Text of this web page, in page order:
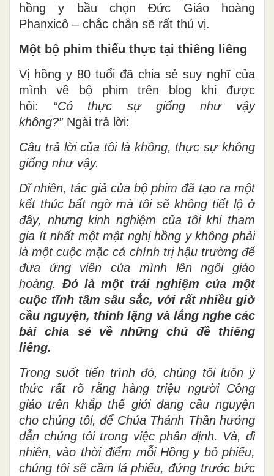
hồng y bầu chọn Đức Giáo hoàng
Phanxicô – chắc chắn sẽ rất thú vị.
Một bộ phim thiếu thực tại thiêng liêng
Vị hồng y 80 tuổi đã chia sẻ suy nghĩ của
mình về bộ phim trên blog khi được
hỏi: “Có thực sự giống như vậy
không?”Ngài trả lời:
Câu trả lời của tôi là không, thực sự không
giống như vậy.
Dĩ nhiên, tác giả của bộ phim đã tạo ra một
kết thúc bất ngờ mà tôi sẽ không tiết lộ ở
đây, nhưng kinh nghiệm của tôi khi tham
gia ít nhất một mật nghị hồng y không phải
là một cuộc mặc cả chính trị hậu trường để
đưa ứng viên của mình lên ngôi giáo
hoàng.Đó là một trải nghiệm của một
cuộc tĩnh tâm sâu sắc, với rất nhiều giờ
cầu nguyện, thinh lặng và lắng nghe các
bài chia sẻ về những chủ đề thiêng
liêng.
Trong suốt tiến trình đó, chúng tôi luôn ý
thức rất rõ rằng hàng triệu người Công
giáo trên khắp thế giới đang cầu nguyện
cho chúng tôi, để Chúa Thánh Thần hướng
dẫn chúng tôi trong việc phân định. Và, dĩ
nhiên, vào thời điểm mỗi Hồng y bỏ phiếu,
chúng tôi sẽ cầm lá phiếu, đứng trước bức